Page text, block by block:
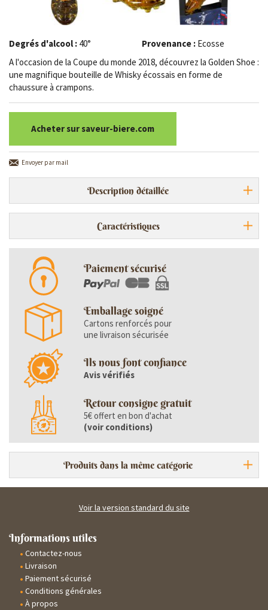
Degrés d'alcool : 40° Provenance : Ecosse
A l'occasion de la Coupe du monde 2018, découvrez la Golden Shoe :
une magnifique bouteille de Whisky écossais en forme de
chaussure à crampons.
Acheter sur saveur-biere.com
Envoyer par mail
Description détaillée
Caractéristiques
Paiement sécurisé
Emballage soigné
Cartons renforcés pour
une livraison sécurisée
Ils nous font confiance
Avis vérifiés
Retour consigne gratuit
5€ offert en bon d'achat
(voir conditions)
Produits dans la même catégorie
Voir la version standard du site
Informations utiles
Contactez-nous
Livraison
Paiement sécurisé
Conditions générales
À propos